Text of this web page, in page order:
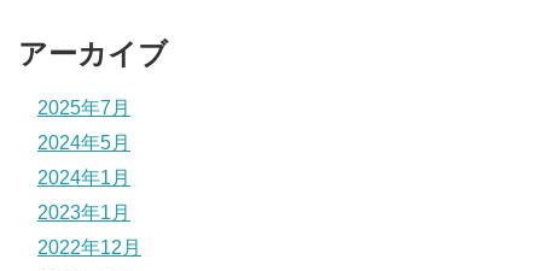
アーカイブ
2025年7月
2024年5月
2024年1月
2023年1月
2022年12月